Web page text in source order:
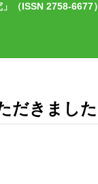
（ISSN 2758-6677）
だきました